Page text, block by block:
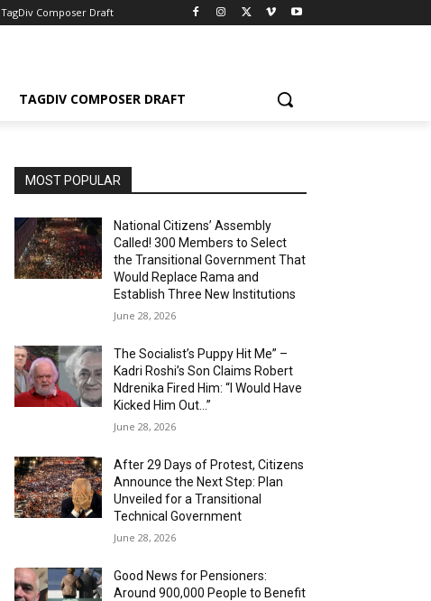
TagDiv Composer Draft
TAGDIV COMPOSER DRAFT
MOST POPULAR
National Citizens’ Assembly
Called! 300 Members to Select
the Transitional Government That
Would Replace Rama and
Establish Three New Institutions
June 28, 2026
The Socialist’s Puppy Hit Me” –
Kadri Roshi’s Son Claims Robert
Ndrenika Fired Him: “I Would Have
Kicked Him Out…”
June 28, 2026
After 29 Days of Protest, Citizens
Announce the Next Step: Plan
Unveiled for a Transitional
Technical Government
June 28, 2026
Good News for Pensioners:
Around 900,000 People to Benefit